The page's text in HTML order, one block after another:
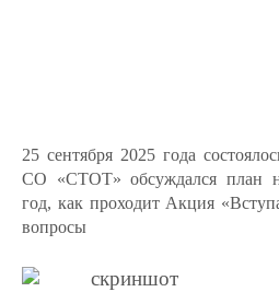
25 сентября 2025 года
СО «СТОТ» обсуждался план
год, как проходит Акция
вопросы